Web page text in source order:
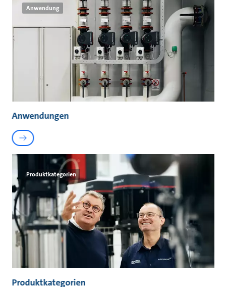
Anwendung
Anwendungen
Produktkategorien
Produktkategorien